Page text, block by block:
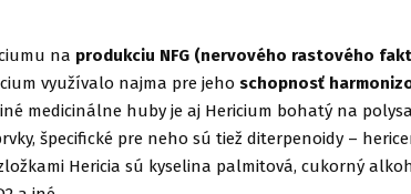
na produkciu NFG (nervového rastového
využívalo najma pre jeho schopnosť
medicinálne huby je aj Hericium bohatý na
špecifické pre neho sú tiež diterpenoidy –
Hericia sú kyselina palmitová, cukorný